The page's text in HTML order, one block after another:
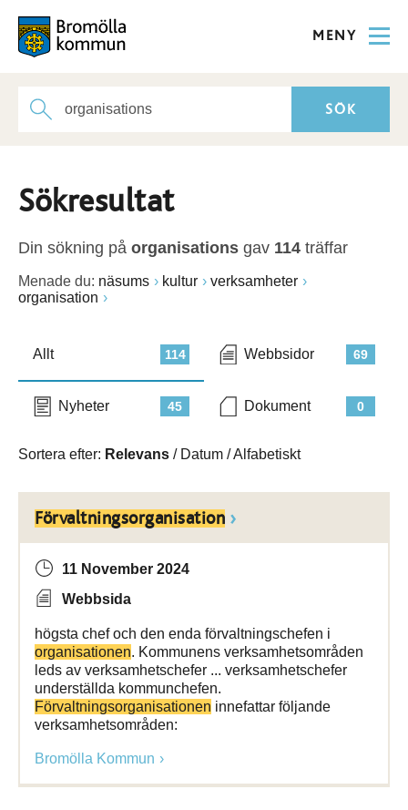
MENY
Sökresultat
Din sökning på organisations gav 114 träffar
Menade du: näsums kultur
verksamheter
organisation
114
Allt 69
Webbsidor
45
Nyheter 0
Dokument
Sortera efter: Relevans / Datum /Alfabetiskt
Förvaltningsorganisation
11 November 2024
Webbsida
högsta chef och den enda förvaltningschefen i
organisationen. Kommunens verksamhetsområden
leds av verksamhetschefer ... verksamhetschefer
underställda kommunchefen.
Förvaltningsorganisationen innefattar följande
verksamhetsområden:
Bromölla Kommun